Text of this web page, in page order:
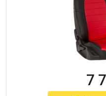
7